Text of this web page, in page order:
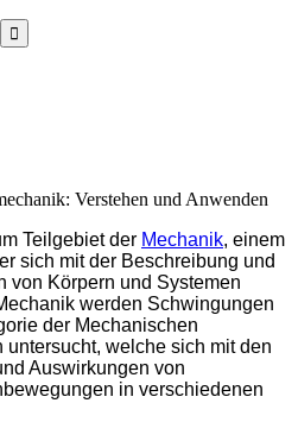
Teilgebiet der Mechanik, einem
sich mit der Beschreibung und
von Körpern und Systemen
werden Schwingungen
der Mechanischen
welche sich mit den
Auswirkungen von
in verschiedenen